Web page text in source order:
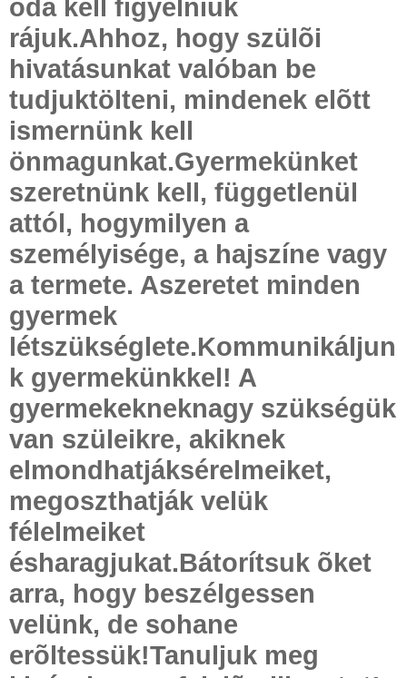
oda kell figyelniük
rájuk.Ahhoz, hogy szülõi
hivatásunkat valóban be
tudjuktölteni, mindenek elõtt
ismernünk kell
önmagunkat.Gyermekünket
szeretnünk kell, függetlenül
attól, hogymilyen a
személyisége, a hajszíne vagy
a termete. Aszeretet minden
gyermek
létszükséglete.Kommunikáljun
k gyermekünkkel! A
gyermekekneknagy szükségük
van szüleikre, akiknek
elmondhatjáksérelmeiket,
megoszthatják velük
félelmeiket
ésharagjukat.Bátorítsuk õket
arra, hogy beszélgessen
velünk, de sohane
erõltessük!Tanuljuk meg